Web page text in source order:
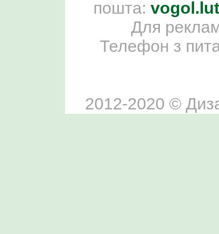
пошта:
Для
Телефон з
2012-2020 ©